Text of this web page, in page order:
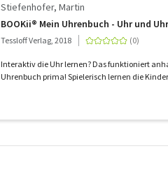
Stiefenhofer, Martin
BOOKii® Mein Uhrenbuch - Uhr und
Tessloff Verlag, 2018
Interaktiv die Uhr lernen? Das funktioniert
Uhrenbuch prima! Spielerisch lernen die